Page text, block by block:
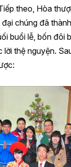
theo, Hòa
chúng đã
buổi lễ, bốn đôi
thệ nguyện.